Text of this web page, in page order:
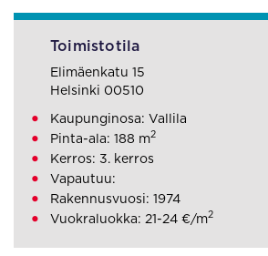
Toimistotila
Elimäenkatu 15
Helsinki 00510
Kaupunginosa: Vallila
Pinta-ala: 188 m2
Kerros: 3. kerros
Vapautuu:
Rakennusvuosi: 1974
Vuokraluokka: 21-24 €/m2